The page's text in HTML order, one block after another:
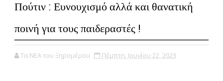
Πούτιν : Ευνουχισμό αλλά και θανατική
ποινή για τους παιδεραστές !
Τα ΝΕΑ του Ξηρομέρου Πέμπτη, Ιουνίου 22, 2023